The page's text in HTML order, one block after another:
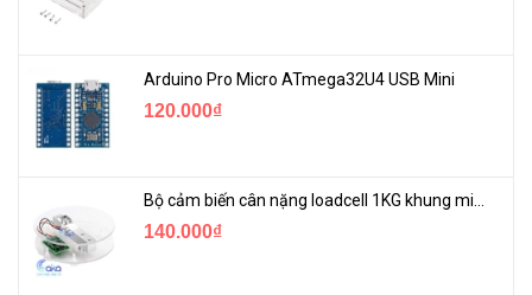
Arduino Pro Micro ATmega32U4 USB Mini
120.000₫
140.000₫